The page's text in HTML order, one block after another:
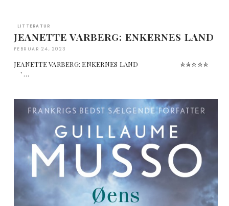
LITTERATUR
JEANETTE VARBERG: ENKERNES LAND
FEBRUAR 24, 2023
JEANETTE VARBERG: ENKERNES LAND ✮✮✮✮✮
' …